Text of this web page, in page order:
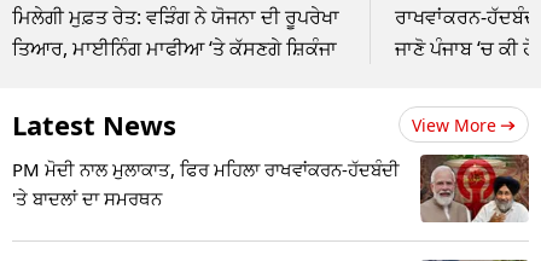
ਮਿਲੇਗੀ ਮੁਫ਼ਤ ਰੇਤ: ਵੜਿੰਗ ਨੇ ਯੋਜਨਾ ਦੀ ਰੂਪਰੇਖਾ
ਤਿਆਰ, ਮਾਈਨਿੰਗ ਮਾਫੀਆ ‘ਤੇ ਕੱਸਣਗੇ ਸ਼ਿਕੰਜਾ
ਰਾਖਵਾਂਕਰਨ-
ਜਾਣੋ ਪੰਜਾਬ ‘ਚ ਕੀ ਹੋ
Latest News View More
PM ਮੋਦੀ ਨਾਲ ਮੁਲਾਕਾਤ, ਫਿਰ ਮਹਿਲਾ ਰਾਖਵਾਂਕਰਨ-ਹੱਦਬੰਦੀ
'ਤੇ ਬਾਦਲਾਂ ਦਾ ਸਮਰਥਨ